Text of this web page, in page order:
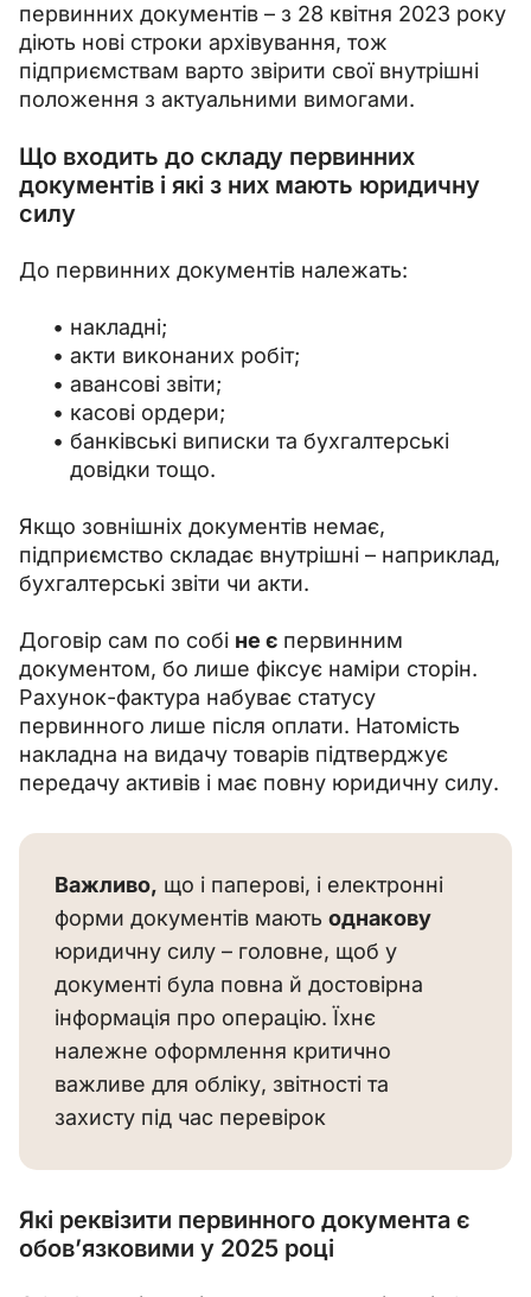
первинних документів – з 28 квітня 2023 року
діють нові строки архівування, тож
підприємствам варто звірити свої внутрішні
положення з актуальними вимогами.
Що входить до складу первинних
документів і які з них мають юридичну
силу
До первинних документів належать:
накладні;
акти виконаних робіт;
авансові звіти;
касові ордери;
банківські виписки та бухгалтерські
довідки тощо.
Якщо зовнішніх документів немає,
підприємство складає внутрішні – наприклад,
бухгалтерські звіти чи акти.
Договір сам по собі не є первинним
документом, бо лише фіксує наміри сторін.
Рахунок-фактура набуває статусу
первинного лише після оплати. Натомість
накладна на видачу товарів підтверджує
передачу активів і має повну юридичну силу.
Важливо, що і паперові, і електронні
форми документів мають однакову
юридичну силу – головне, щоб у
документі була повна й достовірна
інформація про операцію. Їхнє
належне оформлення критично
важливе для обліку, звітності та
захисту під час перевірок
Які реквізити первинного документа є
обов’язковими у 2025 році